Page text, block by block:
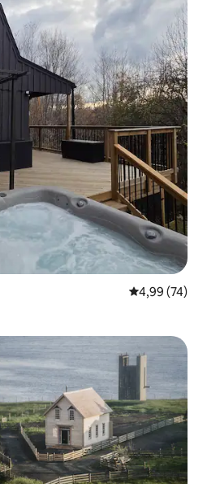
Évaluation
4,99 (74)